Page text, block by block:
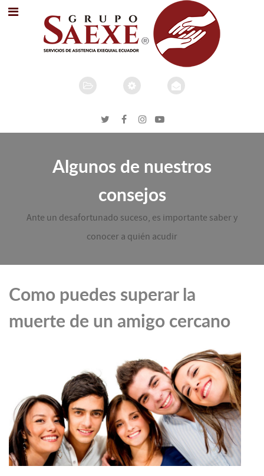
Algunos de nuestros
consejos
Ante un desafortunado suceso, es importante saber y
conocer a quién acudir
Como puedes superar la
muerte de un amigo cercano